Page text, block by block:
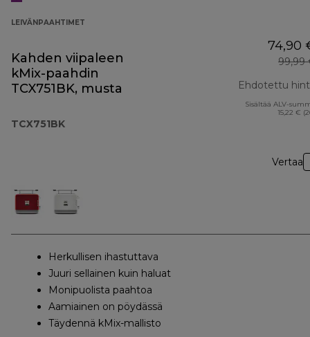
LEIVÄNPAAHTIMET
Kahden viipaleen
kMix-paahdin
TCX751BK, musta
TCX751BK
74,90
99,99
Ehdotettu
Sisältää ALV-
15,22 €
Vertaa
Herkullisen ihastuttava
Juuri sellainen kuin haluat
Monipuolista paahtoa
Aamiainen on pöydässä
Täydennä kMix-mallisto